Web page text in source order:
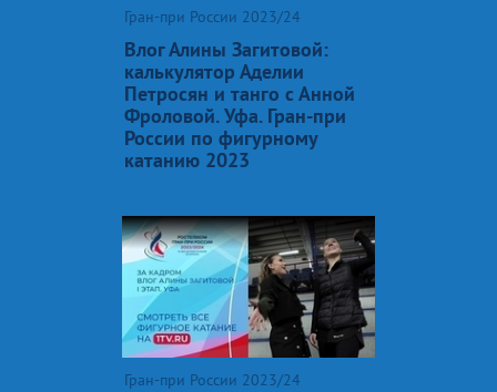
Гран-при России 2023/24
Влог Алины Загитовой:
калькулятор Аделии
Петросян и танго с Анной
Фроловой. Уфа. Гран-при
России по фигурному
катанию 2023
Гран-при России 2023/24